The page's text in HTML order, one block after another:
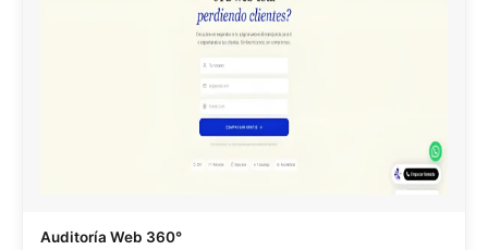
Auditoría Web 360°